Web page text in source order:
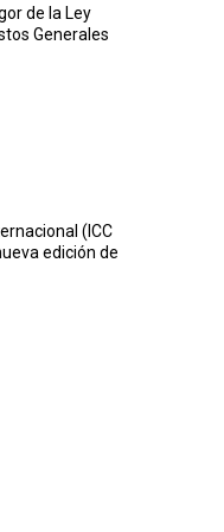
de la Ley
Generales
(ICC
edición de